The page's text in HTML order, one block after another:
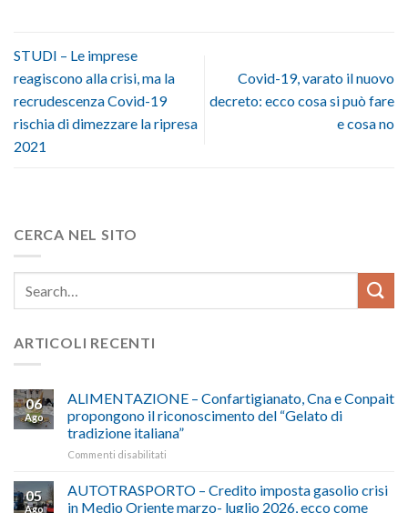
STUDI – Le imprese
reagiscono alla crisi, ma la
recrudescenza Covid-19
rischia di dimezzare la ripresa
2021
Covid-19, varato il nuovo
decreto: ecco cosa si può fare
e cosa no
CERCA NEL SITO
ARTICOLI RECENTI
06
Ago
ALIMENTAZIONE – Confartigianato, Cna e Conpait
propongono il riconoscimento del “Gelato di
tradizione italiana”
Commenti disabilitati
–
05
Ago
AUTOTRASPORTO – Credito imposta gasolio crisi
in Medio Oriente marzo- luglio 2026, ecco come